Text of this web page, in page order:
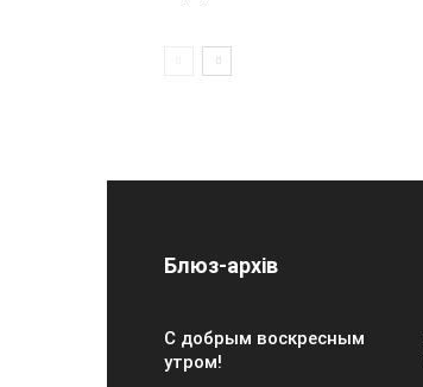
Блюз-архів
С добрым воскресным
утром!